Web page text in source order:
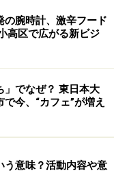
容をご確認くださ
次のページへ
の腕時計、激辛フード
高区で広がる新ビジ
」でなぜ？ 東日本大
今、“カフェ”が増え
う意味？活動内容や意